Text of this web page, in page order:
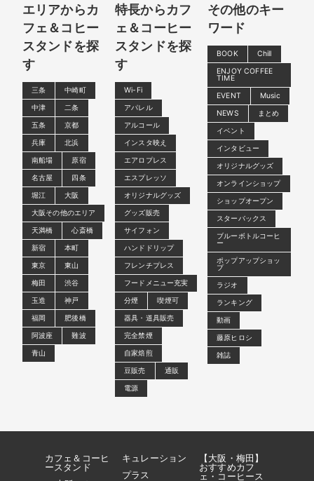
エリアからカ
フェ＆コヒー
スタンドを探
す
三条
中崎町
中津
二条
五条
京都
兵庫
北浜
南船場
原宿
名古屋
四条
堀江
大阪
大阪その他のエリア
天満橋
心斎橋
新宿
本町
東京
東山
梅田
渋谷
玉造
神戸
福岡
肥後橋
阿波座
難波
青山
特長からカフ
ェ＆コーヒー
スタンドを探
す
Wi-Fi
アパレル
アルコール
インスタ映え
エアロプレス
エスプレッソ
オリジナルグッズ
グッズ販売
サイフォン
ハンドドリップ
フレンチプレス
フードメニュー充実
分煙
喫煙可
器具・道具販売
完全禁煙
自家焙煎
豆販売
通販
電源
その他のキー
ワード
BOOK
Chill
ENJOY COFFEE
TIME
EVENT
Music
NEWS
まとめ
イベント
インタビュー
オリジナルグッズ
オンラインショップ
ショップオープン
スターバックス
ブルーボトルコーヒ
ー
ポップアップショッ
プ
ラジオ
ランキング
動画
藤原ヒロシ
雑誌
カフェ＆コーヒ
ースタンド
キュレーション
プラス
【大阪・梅田】
おすすめカフ
ェ・コーヒース